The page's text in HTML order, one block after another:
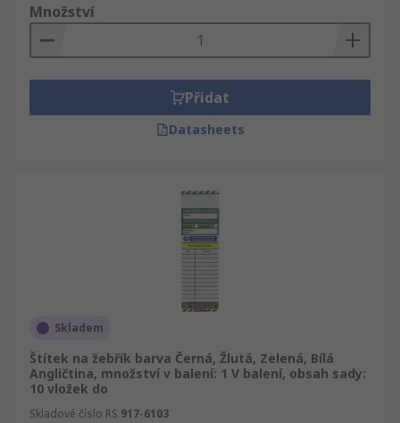
Množství
Přidat
Datasheets
Skladem
Štítek na žebřík barva Černá, Žlutá, Zelená, Bílá
Angličtina, množství v balení: 1 V balení, obsah sady:
10 vložek do
Skladové číslo RS 917-6103